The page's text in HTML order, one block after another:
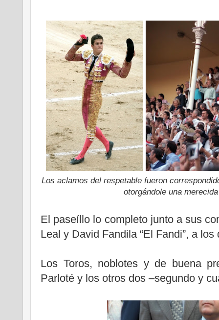
.
Los aclamos del respetable fueron
otorgándole una
El paseíllo lo completo junto a sus
Leal y David Fandila “El Fandi”, a
Los Toros, noblotes y de buena
Parloté y los otros dos –segundo y